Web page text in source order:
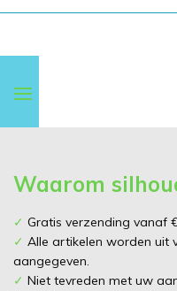
Waarom
✓ Gratis verzending vanaf
✓ Alle artikelen worden uit
aangegeven.
✓ Niet tevreden met uw